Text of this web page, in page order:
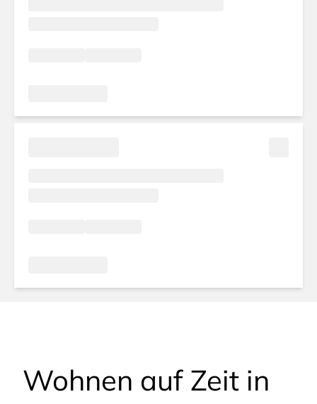
Wohnen auf Zeit in